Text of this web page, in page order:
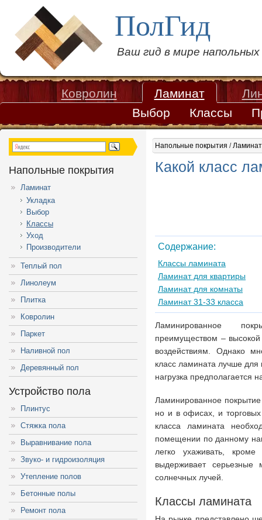
ПолГид
Ваш гид в мире
Ковролин Ламинат
Выбор
Классы
Напольные покрытия /Ламинат
Какой класс
Содержание:
Классы ламината
Ламинат для квартиры
Ламинат для комнаты
Ламинат 31-33 класса
Ламинированное
преимуществом –
воздействиям. Однако
класс ламината лучше для
нагрузка предполагается
Ламинированное покрытие
но и в офисах, и
класса ламината
помещении по данному
легко ухаживать,
выдерживает серьезные
солнечных лучей.
Классы ламината
Напольные покрытия
Ламинат
Укладка
Выбор
Классы
Уход
Производители
Теплый пол
Линолеум
Плитка
Ковролин
Паркет
Наливной пол
Деревянный пол
Устройство пола
Плинтус
Стяжка пола
Выравнивание пола
Звуко- и гидроизоляция
Утепление полов
Бетонные полы
Ремонт пола